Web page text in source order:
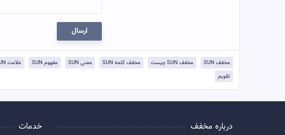
ارسال
مخفف SUN مخفف SUN چیست مخفف کلمه SUN معنی SUN مفهوم SUN علامت SUN
تقویم
درباره مخفف خدمات